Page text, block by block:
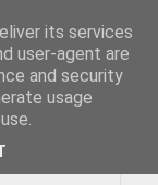
its services
user-agent are
and security
usage